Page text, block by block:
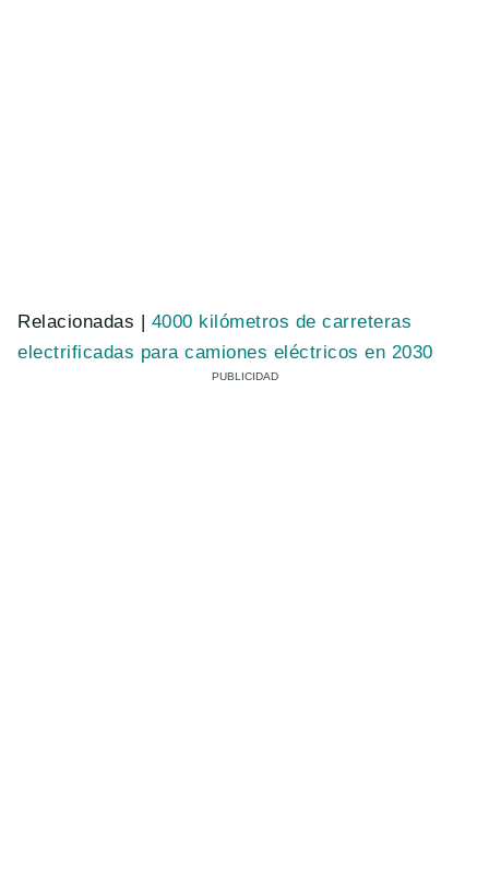
Relacionadas | 4000 kilómetros de carreteras
electrificadas para camiones eléctricos en 2030